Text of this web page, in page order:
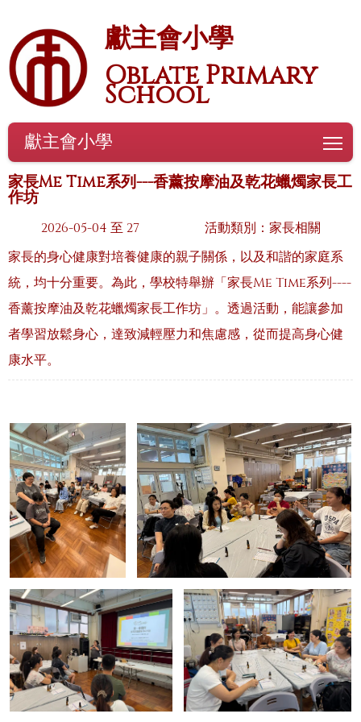
獻主會小學
Oblate Primary
School
獻主會小學
家長Me Time系列---香薰按摩油及乾花蠟燭家長工
作坊
2026-05-04 至 27
活動類別：家長相關
家長的身心健康對培養健康的親子關係，以及和諧的家庭系
統，均十分重要。為此，學校特舉辦「家長Me Time系列----
香薰按摩油及乾花蠟燭家長工作坊」。透過活動，能讓參加
者學習放鬆身心，達致減輕壓力和焦慮感，從而提高身心健
康水平。